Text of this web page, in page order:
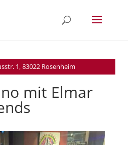
1, 83022 Rosenheim
mit Elmar